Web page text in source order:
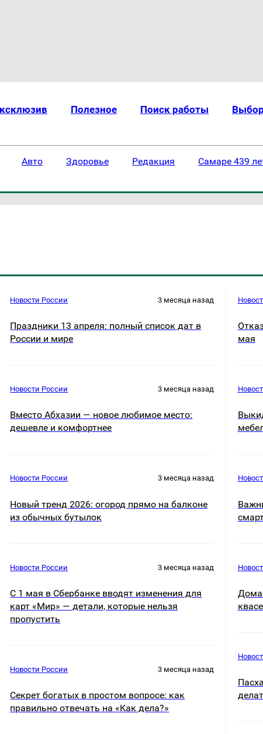
Полезное Поиск работы
Авто Здоровье Редакция Самаре 439
Новости России 3 месяца назад
Праздники 13 апреля: полный список дат в
России и мире
Новости России 3 месяца назад
Вместо Абхазии — новое любимое место:
дешевле и комфортнее
Новости России 3 месяца назад
Новый тренд 2026: огород прямо на балконе
из обычных бутылок
Новости России 3 месяца назад
С 1 мая в Сбербанке вводят изменения для
карт «Мир» — детали, которые нельзя
пропустить
Новости России 3 месяца назад
Секрет богатых в простом вопросе: как
правильно отвечать на «Как дела?»
мая